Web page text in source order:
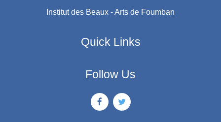
Institut des Beaux - Arts de Foumban
Quick Links
Follow Us